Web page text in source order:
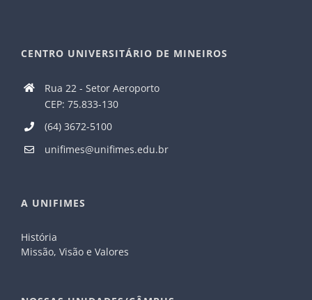
CENTRO UNIVERSITÁRIO DE MINEIROS
Rua 22 - Setor Aeroporto
CEP: 75.833-130
(64) 3672-5100
unifimes@unifimes.edu.br
A UNIFIMES
História
Missão, Visão e Valores